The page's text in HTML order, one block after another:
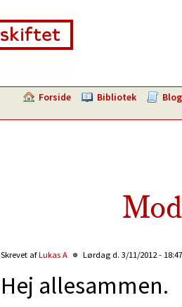
Forside Bibliotek Blog
Skrevet afLukas A Lørdag d. 3/11/2012 -
Hej allesammen.